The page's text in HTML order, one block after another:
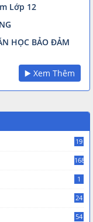
Lớp 12
HỌC BẢO ĐẢM
▶️ Xem Thêm
19
168
1
24
54